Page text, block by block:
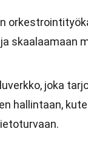
skaalaamaan
joka
hallintaan,